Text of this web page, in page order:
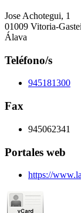
Jose Achotegui, 1
01009 Vitoria-
Álava
Teléfono/s
945181300
Fax
945062341
Portales web
https://